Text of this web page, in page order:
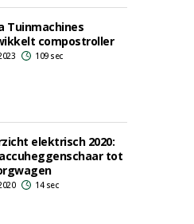
Tuinmachines
compostroller
109 sec
elektrisch 2020:
tot
14 sec